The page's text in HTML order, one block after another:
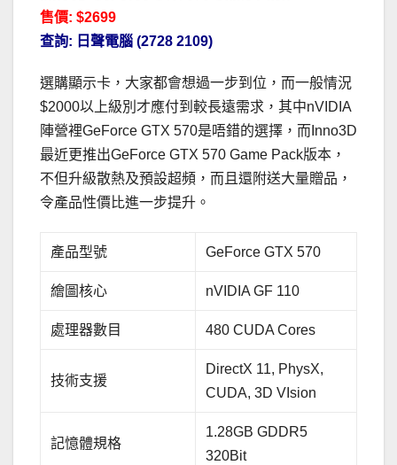
售價: $2699
查詢: 日聲電腦 (2728 2109)
選購顯示卡，大家都會想過一步到位，而一般情況
$2000以上級別才應付到較長遠需求，其中nVIDIA
陣營裡GeForce GTX 570是唔錯的選擇，而Inno3D
最近更推出GeForce GTX 570 Game Pack版本，
不但升級散熱及預設超頻，而且還附送大量贈品，
令產品性價比進一步提升。
產品型號 GeForce GTX 570
繪圖核心 nVIDIA GF 110
處理器數目 480 CUDA Cores
技術支援
DirectX 11, PhysX,
CUDA, 3D VIsion
記憶體規格
1.28GB GDDR5
320Bit